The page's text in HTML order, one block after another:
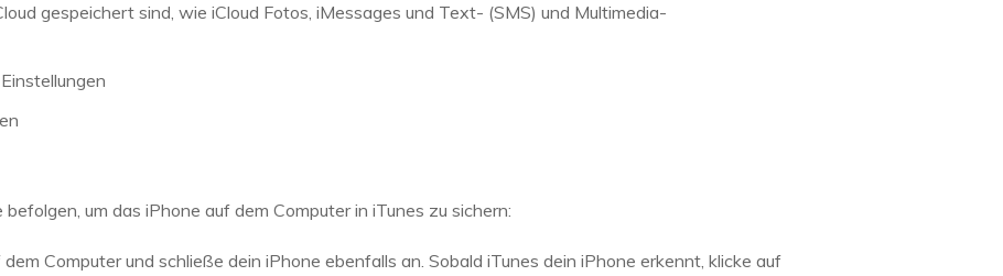
gespeichert sind, wie iCloud Fotos, iMessages und Text- (SMS) und Multimedia-
um das iPhone auf dem Computer in iTunes zu sichern:
Computer und schließe dein iPhone ebenfalls an. Sobald iTunes dein iPhone erkennt, klicke auf